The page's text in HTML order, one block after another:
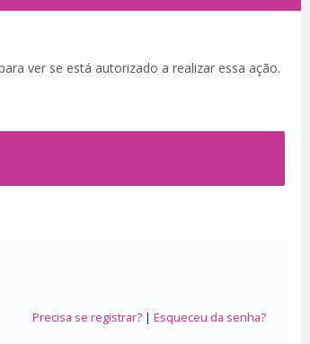
ver se está autorizado a realizar essa ação.
Precisa se registrar?| Esqueceu da senha?